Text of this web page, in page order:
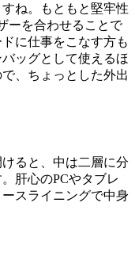
ね。もともと堅牢性
ーを合わせることで
に仕事をこなす方も
ッグとして使えるほ
、ちょっとした外出
ると、中は二層に分
肝心のPCやタブレ
スライニングで中身